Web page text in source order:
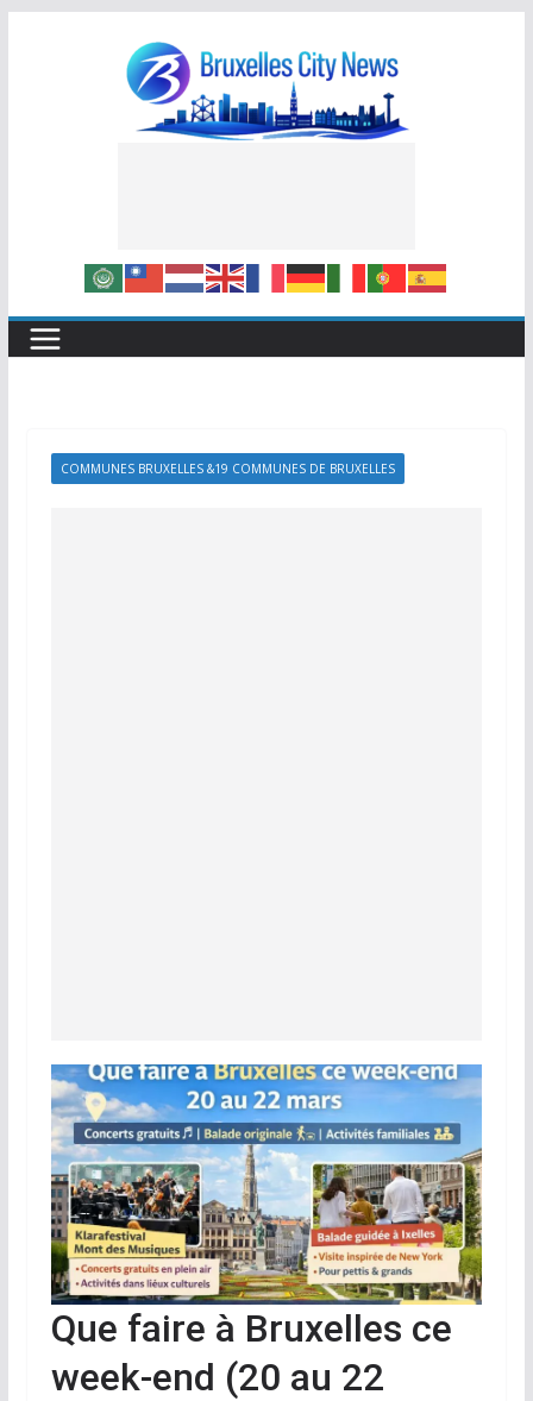
COMMUNES BRUXELLES &19 COMMUNES DE BRUXELLES
Que faire à Bruxelles ce
week-end (20 au 22